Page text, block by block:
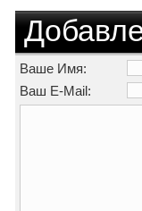
Ваше Имя:
Ваш E-Mail: